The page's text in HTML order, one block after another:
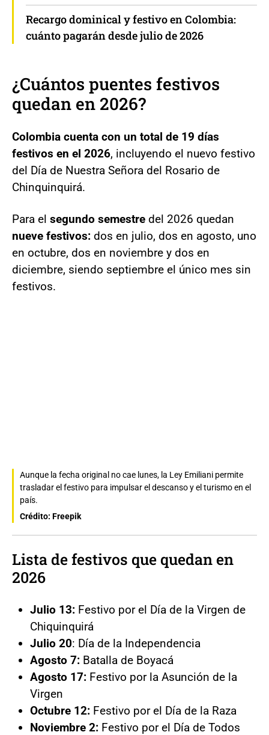
Recargo dominical y festivo en Colombia:
cuánto pagarán desde julio de 2026
¿Cuántos puentes festivos
quedan en 2026?
Colombia cuenta con un total de 19 días
festivos en el 2026, incluyendo el nuevo festivo
del Día de Nuestra Señora del Rosario de
Chinquinquirá.
Para el segundo semestre del 2026 quedan
nueve festivos: dos en julio, dos en agosto, uno
en octubre, dos en noviembre y dos en
diciembre, siendo septiembre el único mes sin
festivos.
Aunque la fecha original no cae lunes, la Ley Emiliani permite
trasladar el festivo para impulsar el descanso y el turismo en el
país.
Crédito: Freepik
Lista de festivos que quedan en
2026
Julio 13: Festivo por el Día de la Virgen de
Chiquinquirá
Julio 20: Día de la Independencia
Agosto 7: Batalla de Boyacá
Agosto 17: Festivo por la Asunción de la
Virgen
Octubre 12: Festivo por el Día de la Raza
Noviembre 2: Festivo por el Día de Todos